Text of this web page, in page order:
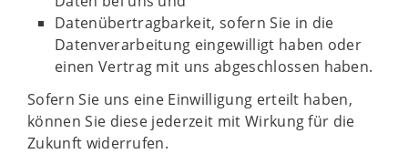
Datenübertragbarkeit, sofern Sie in die
Datenverarbeitung eingewilligt haben oder
einen Vertrag mit uns abgeschlossen haben.
Sofern Sie uns eine Einwilligung erteilt haben,
können Sie diese jederzeit mit Wirkung für die
Zukunft widerrufen.